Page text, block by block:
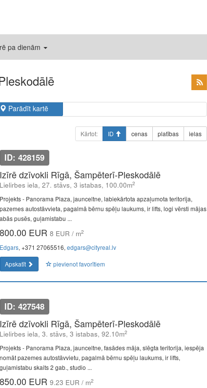
pa dienām
Parādīt kartē
Kārtot: ID cenas platības ielas
ID: 428159
Izīrē dzīvokli Rīgā, Šampēterī-Pleskodālē
Lielirbes iela, 27. stāvs, 3 istabas, 100.00m2
Projekts - Panorama Plaza, jaunceltne, labiekārtota apzaļumota teritorija,
pazemes autostāvvieta, pagalmā bērnu spēļu laukums, ir lifts, logi vērsti mājas
abās pusēs, guļamistabu ...
800.00 EUR 8 EUR / m2
Edgars, +371 27065516, edgars@cityreal.lv
Apskatīt
pievienot favorītiem
ID: 427548
Izīrē dzīvokli Rīgā, Šampēterī-Pleskodālē
Lielirbes iela, 3. stāvs, 3 istabas, 92.10m2
Projekts - Panorama Plaza, jaunceltne, fasādes māja, slēgta teritorija, iespēja
nomāt pazemes autostāvvietu, pagalmā bērnu spēļu laukums, ir lifts,
guļamistabu skaits 2 gab., studio ...
850.00 EUR 9.23 EUR / m2